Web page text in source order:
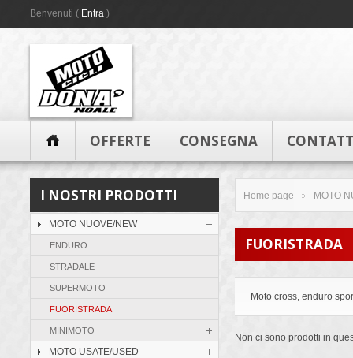
OFFERTE CONSEGNA
Benvenuti ( Entra )
I NOSTRI PRODOTTI
MOTO NUOVE/NEW
ENDURO
STRADALE
SUPERMOTO
FUORISTRADA
MINIMOTO
MOTO USATE/USED
Home page MOTO
FUORISTRADA
Moto cross, enduro
Non ci sono prodotti in